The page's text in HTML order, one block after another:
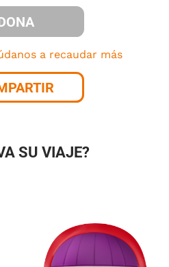
a recaudar más
SU VIAJE?